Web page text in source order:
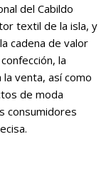
del Cabildo
textil de la isla, y
cadena de valor
la
venta, así como
de moda
consumidores